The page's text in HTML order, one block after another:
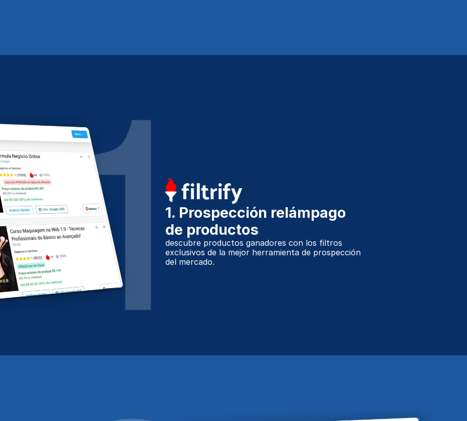
1. Prospección relámpago
de productos
descubre productos ganadores con los filtros
exclusivos de la mejor herramienta de prospección
del mercado.